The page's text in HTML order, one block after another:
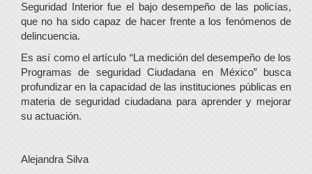
Seguridad Interior fue el bajo desempeño de las policías,
que no ha sido capaz de hacer frente a los fenómenos de
delincuencia.
Es así como el artículo “La medición del desempeño de los
Programas de seguridad Ciudadana en México” busca
profundizar en la capacidad de las instituciones públicas en
materia de seguridad ciudadana para aprender y mejorar
su actuación.
Alejandra Silva